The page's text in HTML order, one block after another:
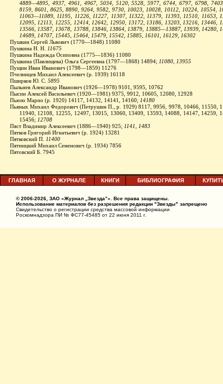
4889—4895, 4937, 4961, 4967, 5034, 5120, 5528, 5977, 6744, 6797, 6798,
8159, 8601, 8625, 8890, 9264, 9582, 9730, 10023, 10028, 10112, 10224, 10554,
11063—11089, 11195, 11226, 11227, 11307, 11322, 11379, 11393, 11510, 11653,
12095, 12113, 12255, 12414, 12642, 12950, 13172, 13186, 13203, 13216, 13446,
13566, 13587, 13678, 13788, 13846, 13864, 13879, 13885—13887, 13939, 14280,
14689, 14707, 15445, 15464, 15479, 15542, 15885, 16101, 16129, 16302
Пушкин Сергей Львович (1770—1848) 11080
Пушкина Н. Н. 11675
Пушкина Надежда Осиповна (1775—1836) 11080
Пушкина (Павлищева) Ольга Сергеевна (1797—1868) 14894; 11080, 13955
Пущин Иван Иванович (1798—1859) 11276
Пчелинцев Михаил Алексеевич (р. 1939) 16118
Пширков Ю. С. 5895
Пыльнев Александр Иванович (1926—1978) 9101, 9595, 10762
Пысин Алексей Васильевич (1920—1981) 9375, 9912, 10605, 12080, 12928
Пьюзо Марио (р. 1920) 14117, 14132, 14141, 14160; 14180
Пьяных Михаил Федорович (Петрушин П., р. 1929) 8117, 9956, 9978, 10466, 11550,
11940, 12108, 12255, 12497, 13015, 13060, 13409, 13593, 14088, 14147, 14259,
15456; 12708
Пяст Владимир Алексеевич (1886—1940) 925; 1141, 1483
Пятков Григорий Игнатьевич (р. 1924) 13281
Пятковский П. 11400
Пятницкий Михаил Семенович (р. 1934) 7856
Пятовский Б. 7945
ГЛАВНАЯ О ЖУРНАЛЕ КНИГИ БИБЛИОГРАФИЯ
© 2006-2026, ЗАО «Журнал „Звезда”». Все права защищены.
Использование материалов без разрешения редакции "Звезды" запрещено
Свидетельство о регистрации средства массовой информации
Роскомнадзора ПИ № ФС77-45485 от 22 июня 2011 г.